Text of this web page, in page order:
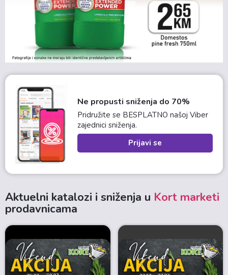
Ne propusti sniženja do 70%
Pridružite se BESPLATNO našoj Viber
zajednici sniženja.
Prijavi se
Aktuelni katalozi i sniženja u Kort marketi
prodavnicama